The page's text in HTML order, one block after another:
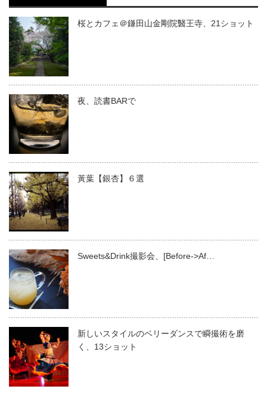
桜とカフェ＠鎌田山金剛院醫王寺、21ショット
夜、読書BARで
黃葉【銀杏】６選
Sweets&Drink撮影会、[Before->Af…
新しいスタイルのベリーダンスで瞬撮術を磨
く、13ショット